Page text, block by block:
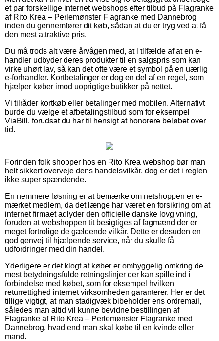
et par forskellige internet webshops efter tilbud på Flagranke
af Rito Krea – Perlemønster Flagranke med Dannebrog
inden du gennemfører dit køb, sådan at du er tryg ved at få
den mest attraktive pris.
Du må trods alt være årvågen med, at i tilfælde af at en e-
handler udbyder deres produkter til en salgspris som kan
virke uhørt lav, så kan det ofte være et symbol på en uærlig
e-forhandler. Kortbetalinger er dog en del af en regel, som
hjælper køber imod uoprigtige butikker på nettet.
Vi tilråder kortkøb eller betalinger med mobilen. Alternativt
burde du vælge et afbetalingstilbud som for eksempel
ViaBill, forudsat du har til hensigt at honorere beløbet over
tid.
Forinden folk shopper hos en Rito Krea webshop bør man
helt sikkert overveje dens handelsvilkår, dog er det i reglen
ikke super spændende.
En nemmere løsning er at bemærke om netshoppen er e-
mærket medlem, da det længe har været en forsikring om at
internet firmaet adlyder den officielle danske lovgivning,
foruden at webshoppen tit besigtiges af fagmænd der er
meget fortrolige de gældende vilkår. Dette er desuden en
god genvej til hjælpende service, når du skulle få
udfordringer med din handel.
Yderligere er det klogt at køber er omhyggelig omkring de
mest betydningsfulde retningslinjer der kan spille ind i
forbindelse med købet, som for eksempel hvilken
returrettighed internet virksomheden garanterer. Her er det
tillige vigtigt, at man stadigvæk bibeholder ens ordremail,
således man altid vil kunne bevidne bestillingen af
Flagranke af Rito Krea – Perlemønster Flagranke med
Dannebrog, hvad end man skal købe til en kvinde eller
mand.